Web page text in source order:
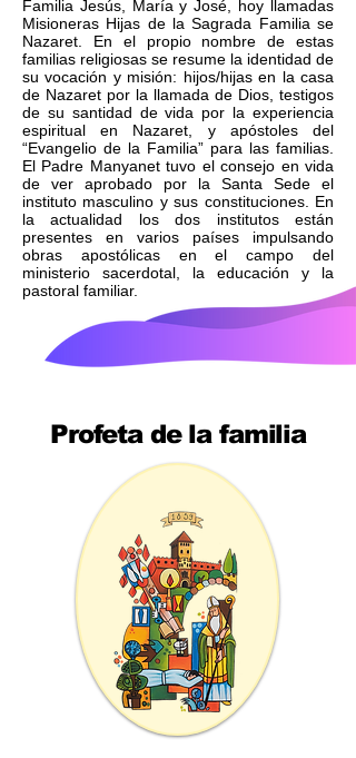
Familia Jesús, María y José, hoy llamadas
Misioneras Hijas de la Sagrada Familia se
Nazaret. En el propio nombre de estas
familias religiosas se resume la identidad de
su vocación y misión: hijos/hijas en la casa
de Nazaret por la llamada de Dios, testigos
de su santidad de vida por la experiencia
espiritual en Nazaret, y apóstoles del
“Evangelio de la Familia” para las familias.
El Padre Manyanet tuvo el consejo en vida
de ver aprobado por la Santa Sede el
instituto masculino y sus constituciones. En
la actualidad los dos institutos están
presentes en varios países impulsando
obras apostólicas en el campo del
ministerio sacerdotal, la educación y la
pastoral familiar.
Profeta de la familia